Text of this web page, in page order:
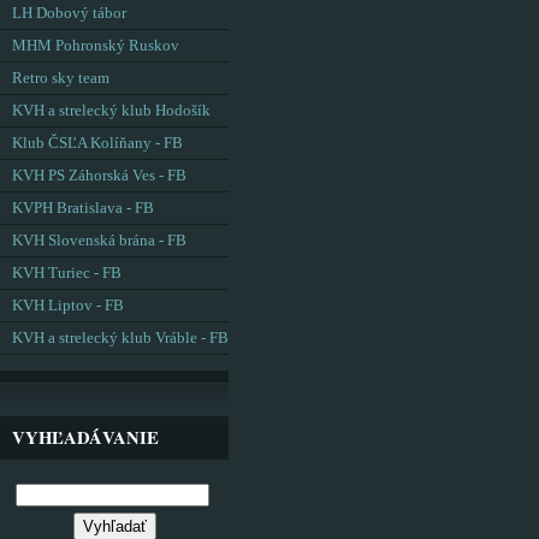
LH Dobový tábor
MHM Pohronský Ruskov
Retro sky team
KVH a strelecký klub Hodošík
Klub ČSĽA Kolíňany - FB
KVH PS Záhorská Ves - FB
KVPH Bratislava - FB
KVH Slovenská brána - FB
KVH Turiec - FB
KVH Liptov - FB
KVH a strelecký klub Vráble - FB
VYHĽADÁVANIE